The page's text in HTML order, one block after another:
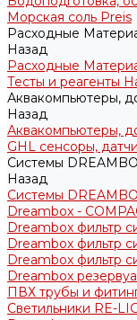
Морская соль Preis
Расходные
Назад
Расходные
Тесты и реагенты
Аквакомпьютеры,
Назад
Аквакомпьютеры,
GHL сенсоры,
Системы
Назад
Системы
Dreambox -
Dreambox фильтр
Dreambox фильтр
Dreambox фильтр
Dreambox
ПВХ трубы и
Светильники RE-